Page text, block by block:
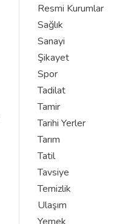
Resmi Kurumlar
Sağlık
Sanayi
Şikayet
Spor
Tadilat
Tamir
Tarihi Yerler
Tarım
Tatil
Tavsiye
Temizlik
Ulaşım